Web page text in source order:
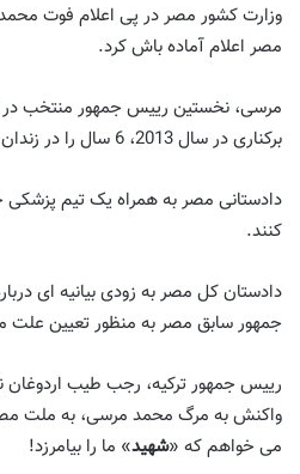
وزارت کشور مصر در پی اعلام فوت
مصر اعلام آماده باش کرد.
مرسی، نخستین رییس جمهور منتخب
برکناری در سال 2013، 6 سال را در زندان بسر برد.
دادستانی مصر به همراه یک تیم
کنند.
دادستان کل مصر به زودی بیانیه ای
جمهور سابق مصر به منظور تعیین علت
رییس جمهور ترکیه، رجب طیب اردوغان
واکنش به مرگ محمد مرسی، به ملت
می خواهم که «شهید» ما را بیامرزد!